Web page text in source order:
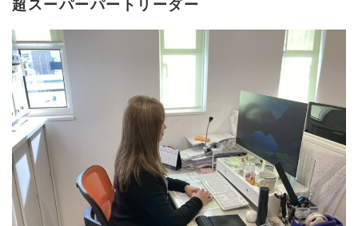
超スーパーパートリーダー